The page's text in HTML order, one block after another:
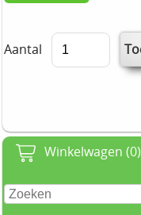
Winkelwagen (0)
Aantal